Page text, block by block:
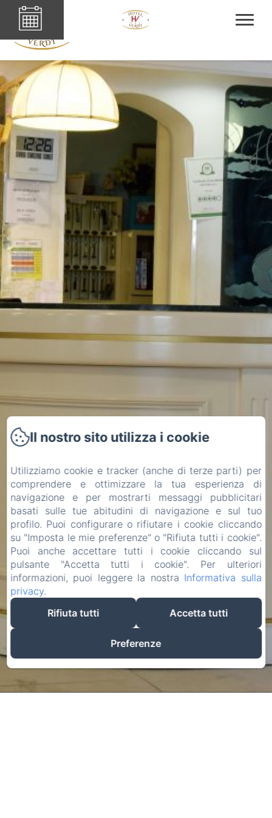
Il nostro sito utilizza i cookie
Utilizziamo cookie e tracker (anche di terze parti) per
comprendere e ottimizzare la tua esperienza di
navigazione e per mostrarti messaggi pubblicitari
basati sulle tue abitudini di navigazione e sul tuo
profilo. Puoi configurare o rifiutare i cookie cliccando
su "Imposta le mie preferenze" o "Rifiuta tutti i cookie".
Puoi anche accettare tutti i cookie cliccando sul
pulsante "Accetta tutti i cookie". Per ulteriori
informazioni, puoi leggere la nostra Informativa sulla
privacy.
Rifiuta tutti
Accetta tutti
Preferenze